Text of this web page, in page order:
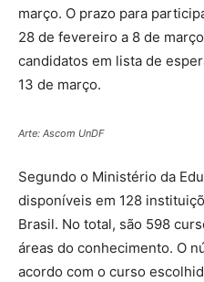
março. O prazo para
28 de fevereiro a 8 de
candidatos em lista de
13 de março.
Arte: Ascom UnDF
Segundo o Ministério da
disponíveis em 128
Brasil. No total, são 598
áreas do conhecimento. O
acordo com o curso